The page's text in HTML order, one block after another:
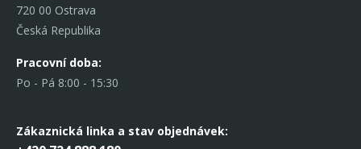
720 00 Ostrava
Česká Republika
Pracovní doba:
Po - Pá 8:00 - 15:30
Zákaznická linka a stav objednávek: